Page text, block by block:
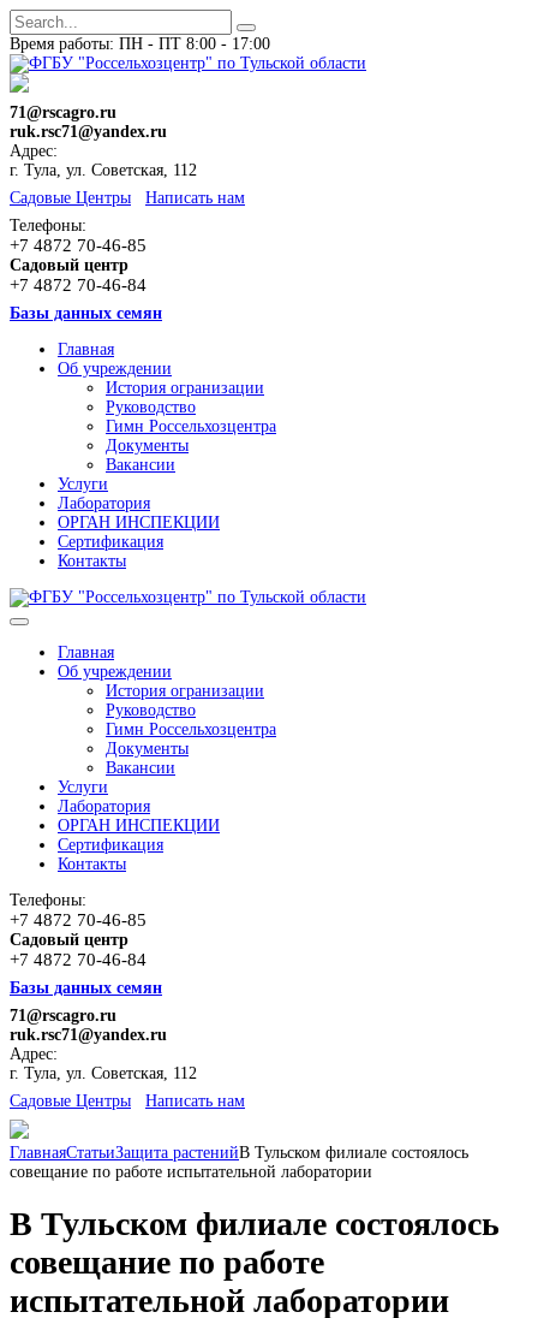
Время работы: ПН - ПТ 8:00 - 17:00
71@rscagro.ru
ruk.rsc71@yandex.ru
Адрес:
г. Тула, ул. Советская, 112
Cадовые Центры
Написать нам
Телефоны:
+7 4872 70-46-85
Садовый центр
+7 4872 70-46-84
Базы данных семян
Главная
Об учреждении
История огранизации
Руководство
Гимн Россельхозцентра
Документы
Вакансии
Услуги
Лаборатория
ОРГАН ИНСПЕКЦИИ
Сертификация
Контакты
Главная
Об учреждении
История огранизации
Руководство
Гимн Россельхозцентра
Документы
Вакансии
Услуги
Лаборатория
ОРГАН ИНСПЕКЦИИ
Сертификация
Контакты
Телефоны:
+7 4872 70-46-85
Садовый центр
+7 4872 70-46-84
Базы данных семян
71@rscagro.ru
ruk.rsc71@yandex.ru
Адрес:
г. Тула, ул. Советская, 112
Cадовые Центры
Написать нам
ГлавнаяСтатьиЗащита растенийВ Тульском филиале состоялось
совещание по работе испытательной лаборатории
В Тульском филиале состоялось
совещание по работе
испытательной лаборатории